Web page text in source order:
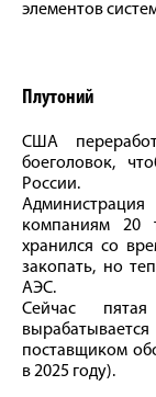
элементов
Плутоний
США
боеголовок,
России.
компаниям 20
хранился со
закопать, но
АЭС.
Сейчас
поставщиком
в 2025 году).